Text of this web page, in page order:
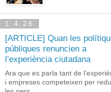
1.4.26
[ARTICLE] Quan les
públiques renuncien a
l’experiència ciutadana
Ara que es parla tant de
i empreses competeixen per